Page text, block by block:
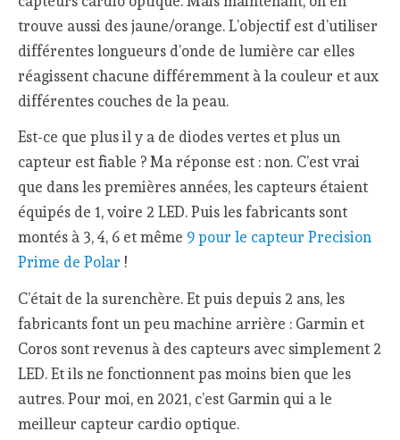
trouve aussi des jaune/orange. L’objectif est d’utiliser
différentes longueurs d’onde de lumière car elles
réagissent chacune différemment à la couleur et aux
différentes couches de la peau.
Est-ce que plus il y a de diodes vertes et plus un
capteur est fiable ? Ma réponse est : non. C’est vrai
que dans les premières années, les capteurs étaient
équipés de 1, voire 2 LED. Puis les fabricants sont
montés à 3, 4, 6 et même 9 pour le capteur Precision
Prime de Polar !
C’était de la surenchère. Et puis depuis 2 ans, les
fabricants font un peu machine arrière : Garmin et
Coros sont revenus à des capteurs avec simplement 2
LED. Et ils ne fonctionnent pas moins bien que les
autres. Pour moi, en 2021, c’est Garmin qui a le
meilleur capteur cardio optique.